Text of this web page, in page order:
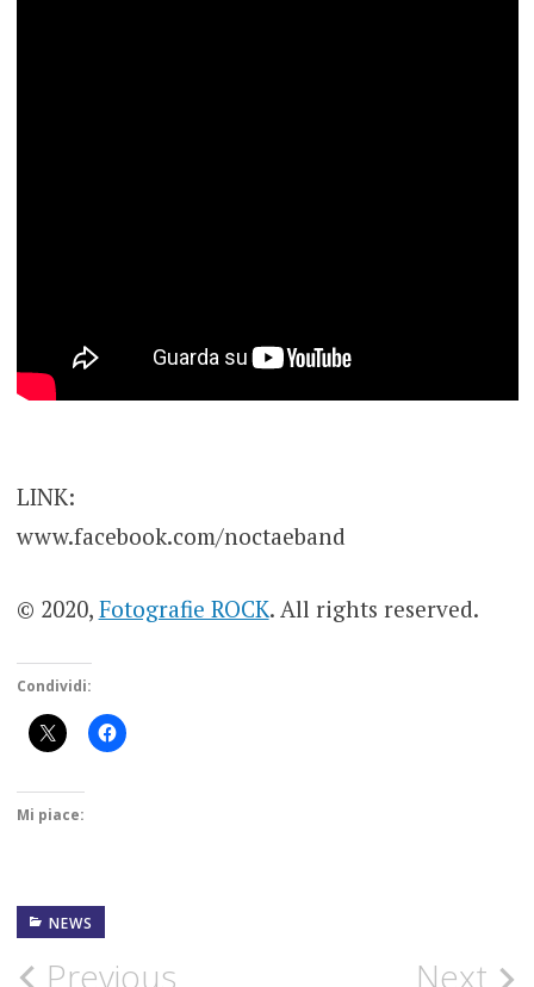
LINK:
www.facebook.com/noctaeband
© 2020, Fotografie ROCK. All rights reserved.
Condividi:
Mi piace:
NEWS
DAVID
Previous Next